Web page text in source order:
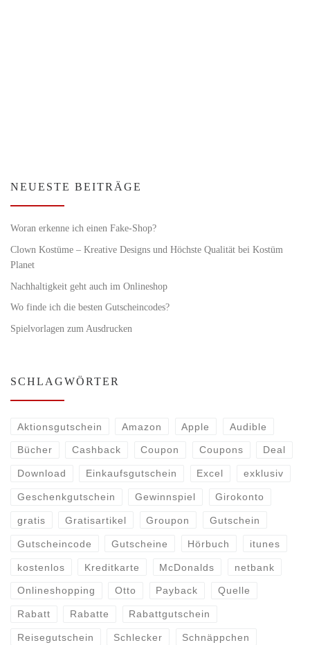
NEUESTE BEITRÄGE
Woran erkenne ich einen Fake-Shop?
Clown Kostüme – Kreative Designs und Höchste Qualität bei Kostüm
Planet
Nachhaltigkeit geht auch im Onlineshop
Wo finde ich die besten Gutscheincodes?
Spielvorlagen zum Ausdrucken
SCHLAGWÖRTER
Aktionsgutschein Amazon Apple Audible
Bücher Cashback Coupon Coupons Deal
Download Einkaufsgutschein Excel exklusiv
Geschenkgutschein Gewinnspiel Girokonto
gratis Gratisartikel Groupon Gutschein
Gutscheincode Gutscheine Hörbuch itunes
kostenlos Kreditkarte McDonalds netbank
Onlineshopping Otto Payback Quelle
Rabatt Rabatte Rabattgutschein
Reisegutschein Schlecker Schnäppchen